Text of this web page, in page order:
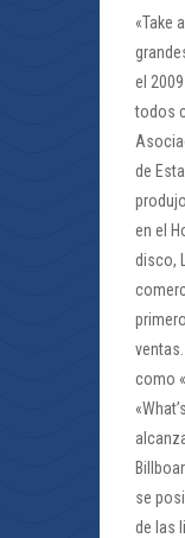
«Take
el
todos
de
en el
disco,
como
se
de las